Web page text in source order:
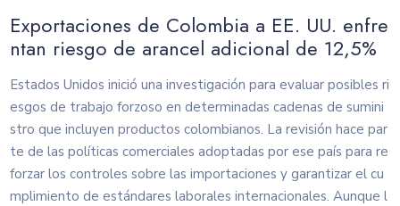
Exportaciones de Colombia a EE. UU. enfre
ntan riesgo de arancel adicional de 12,5%
Estados Unidos inició una investigación para evaluar posibles ri
esgos de trabajo forzoso en determinadas cadenas de sumini
stro que incluyen productos colombianos. La revisión hace par
te de las políticas comerciales adoptadas por ese país para re
forzar los controles sobre las importaciones y garantizar el cu
mplimiento de estándares laborales internacionales. Aunque l